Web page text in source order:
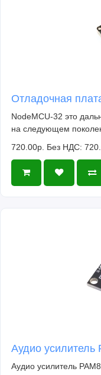
Отладочная
NodeMCU-32 это
на следующем
720.00р. Без НДС:
Аудио усилитель
Аудио усилитель